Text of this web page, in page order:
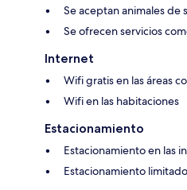
Se aceptan animales de
Se ofrecen servicios
Internet
Wifi gratis en las áreas
Wifi en las habitaciones
Estacionamiento
Estacionamiento en las
Estacionamiento